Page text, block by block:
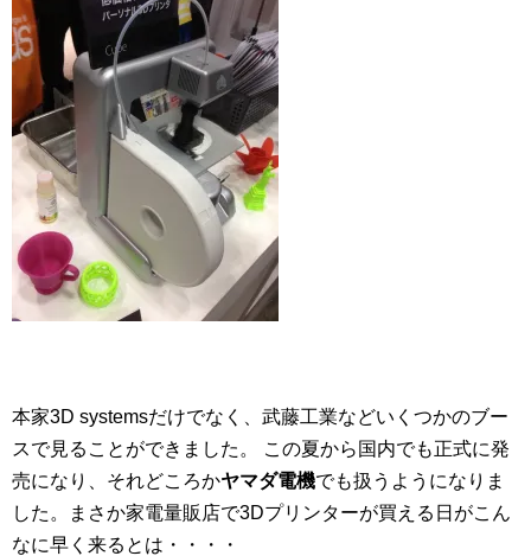
本家3D systemsだけでなく、武藤工業などいくつかのブー
スで見ることができました。
この夏から国内でも正式に発
売になり、それどころかヤマダ電機でも扱うようになりま
した。まさか家電量販店で3Dプリンターが買える日がこん
なに早く来るとは・・・・